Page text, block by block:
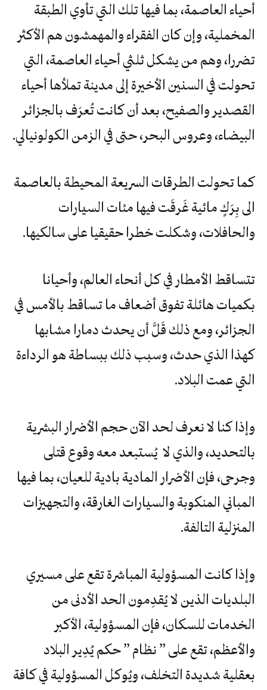
أحياء العاصمة، بما فيها تلك التي تأوي الطبقة
المخملية، وإن كان الفقراء والمهمشون هم الأكثر
تضررا، وهم من يشكل ثلثي أحياء العاصمة، التي
تحولت في السنين الأخيرة إلى مدينة تملأها أحياء
القصدير والصفيح، بعد أن كانت تُعرَف بالجزائر
البيضاء، وعروس البحر، حتى في الزمن الكولونيالي.
كما تحولت الطرقات السريعة المحيطة بالعاصمة
الى بِرَكٍ مائية غَرقَت فيها مئات السيارات
والحافلات، وشكلت خطرا حقيقيا على سالكيها.
تتساقط الأمطار في كل أنحاء العالم، وأحيانا
بكميات هائلة تفوق أضعاف ما تساقط بالأمس في
الجزائر، ومع ذلك قَلَّ أن يحدث دمارا مشابها
كهذا الذي حدث، وسبب ذلك ببساطة هو الرداءة
التي عمت البلاد.
وإذا كنا لا نعرف لحد الآن حجم الأضرار البشرية
بالتحديد، والذي لا يُستبعد معه وقوع قتلى
وجرحى، فإن الأضرار المادية بادية للعيان، بما فيها
المباني المنكوبة والسيارات الغارقة، والتجهيزات
المنزلية التالفة.
وإذا كانت المسؤولية المباشرة تقع على مسيري
البلديات الذين لا يُقدِمون الحد الأدنى من
الخدمات للسكان، فإن المسؤولية، الأكبر
والأعظم، تقع على ” نظام ” حكم يُدِير البلاد
بعقلية شديدة التخلف، ويُوكل المسؤولية في كافة